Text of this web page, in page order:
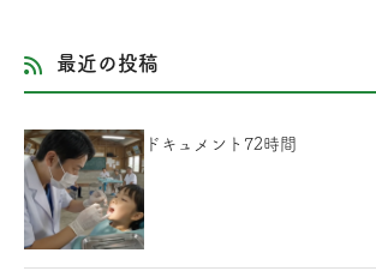
最近の投稿
ドキュメント72時間